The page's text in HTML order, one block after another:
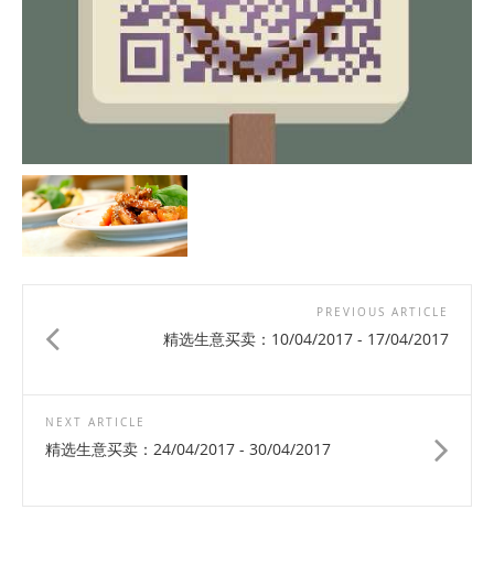
PREVIOUS ARTICLE
精选生意买卖：10/04/2017 - 17/04/2017
NEXT ARTICLE
精选生意买卖：24/04/2017 - 30/04/2017